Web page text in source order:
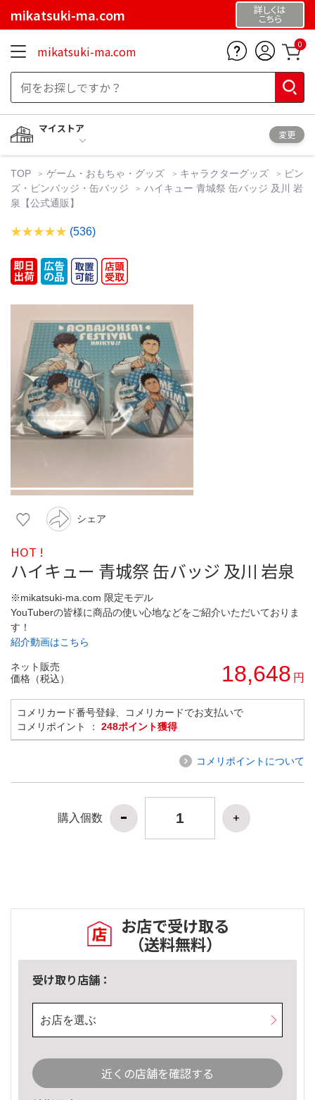
mikatsuki-ma.com 詳しくは
こちら
mikatsuki-ma.com 0
マイストア
変更
TOP ゲーム・おもちゃ・グッズ キャラクターグッズ
ピン
ズ・ピンバッジ・缶バッジ
ハイキュー 青城祭 缶バッジ 及川 岩
泉【公式通販】
(536)
シェア
HOT !
ハイキュー 青城祭 缶バッジ 及川 岩泉
※mikatsuki-ma.com 限定モデル
YouTuberの皆様に商品の使い心地などをご紹介いただいておりま
す！
紹介動画はこちら
ネット販売
価格（税込）
18,648 円
コメリカード番号登録、コメリカードでお支払いで
コメリポイント ： 248ポイント獲得
コメリポイントについて
購入個数
お店で受け取る
（送料無料）
受け取り店舗：
お店を選ぶ
近くの店舗を確認する